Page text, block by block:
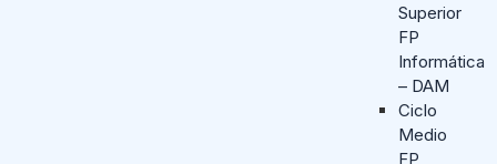
Superior
FP
Informática
– DAM
Ciclo
Medio
FP